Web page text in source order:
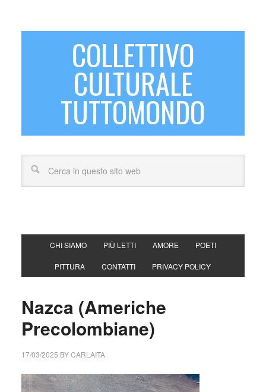
COLLETTIVO
CULTURALE
TUTTOMONDO
CHI SIAMO PIÙ LETTI AMORE POETI
PITTURA CONTATTI PRIVACY POLICY
Nazca (Americhe
Precolombiane)
17/03/2025 BYCARLAITA